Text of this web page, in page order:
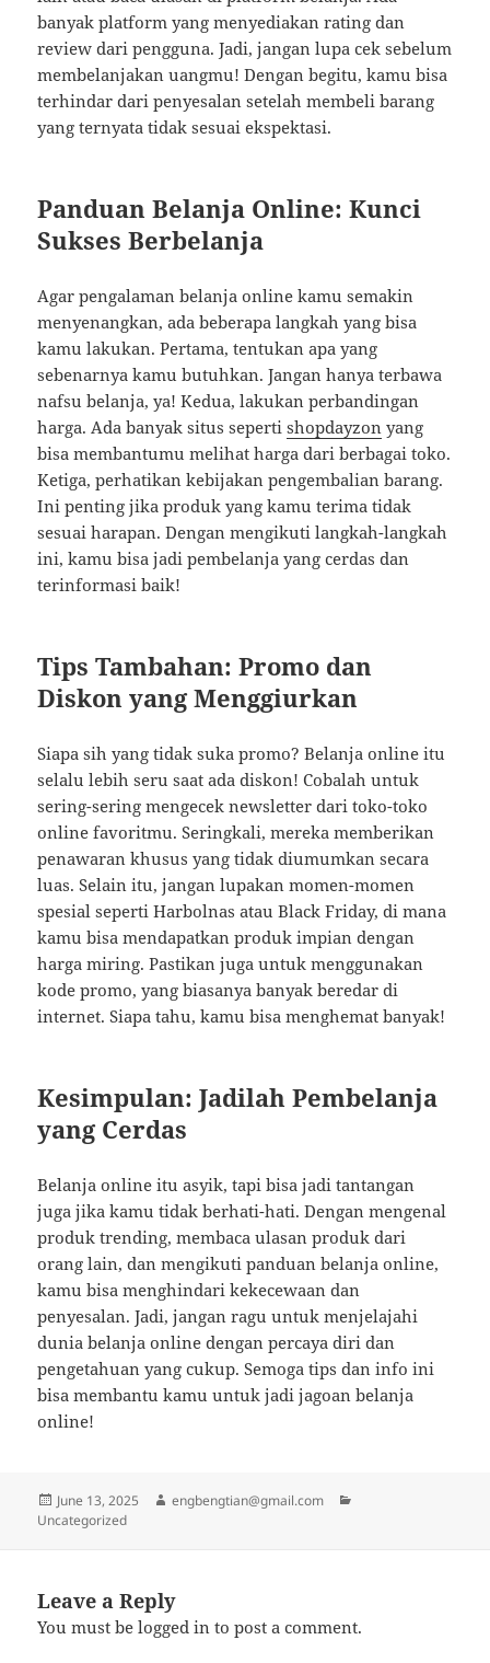
banyak platform yang menyediakan rating dan
review dari pengguna. Jadi, jangan lupa cek sebelum
membelanjakan uangmu! Dengan begitu, kamu bisa
terhindar dari penyesalan setelah membeli barang
yang ternyata tidak sesuai ekspektasi.
Panduan Belanja Online: Kunci
Sukses Berbelanja
Agar pengalaman belanja online kamu semakin
menyenangkan, ada beberapa langkah yang bisa
kamu lakukan. Pertama, tentukan apa yang
sebenarnya kamu butuhkan. Jangan hanya terbawa
nafsu belanja, ya! Kedua, lakukan perbandingan
harga. Ada banyak situs sepertishopdayzon yang
bisa membantumu melihat harga dari berbagai toko.
Ketiga, perhatikan kebijakan pengembalian barang.
Ini penting jika produk yang kamu terima tidak
sesuai harapan. Dengan mengikuti langkah-langkah
ini, kamu bisa jadi pembelanja yang cerdas dan
terinformasi baik!
Tips Tambahan: Promo dan
Diskon yang Menggiurkan
Siapa sih yang tidak suka promo? Belanja online itu
selalu lebih seru saat ada diskon! Cobalah untuk
sering-sering mengecek newsletter dari toko-toko
online favoritmu. Seringkali, mereka memberikan
penawaran khusus yang tidak diumumkan secara
luas. Selain itu, jangan lupakan momen-momen
spesial seperti Harbolnas atau Black Friday, di mana
kamu bisa mendapatkan produk impian dengan
harga miring. Pastikan juga untuk menggunakan
kode promo, yang biasanya banyak beredar di
internet. Siapa tahu, kamu bisa menghemat banyak!
Kesimpulan: Jadilah Pembelanja
yang Cerdas
Belanja online itu asyik, tapi bisa jadi tantangan
juga jika kamu tidak berhati-hati. Dengan mengenal
produk trending, membaca ulasan produk dari
orang lain, dan mengikuti panduan belanja online,
kamu bisa menghindari kekecewaan dan
penyesalan. Jadi, jangan ragu untuk menjelajahi
dunia belanja online dengan percaya diri dan
pengetahuan yang cukup. Semoga tips dan info ini
bisa membantu kamu untuk jadi jagoan belanja
online!
Posted
on
June 13, 2025 Author
engbengtian@gmail.com
Uncategorized
Leave a Reply
You must belogged in to post a comment.